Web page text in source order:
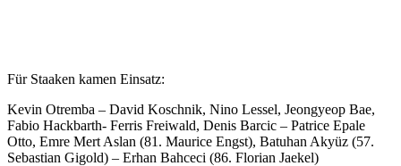
Für Staaken kamen Einsatz:
Kevin Otremba – David Koschnik, Nino Lessel, Jeongyeop Bae,
Fabio Hackbarth- Ferris Freiwald, Denis Barcic – Patrice Epale
Otto, Emre Mert Aslan (81. Maurice Engst), Batuhan Akyüz (57.
Sebastian Gigold) – Erhan Bahceci (86. Florian Jaekel)